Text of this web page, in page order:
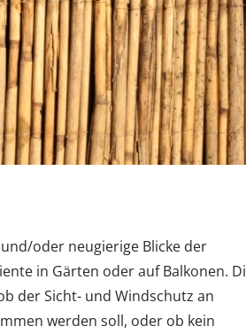
oder neugierige Blicke der
in Gärten oder auf Balkonen.
der Sicht- und Windschutz an
werden soll, oder ob kein